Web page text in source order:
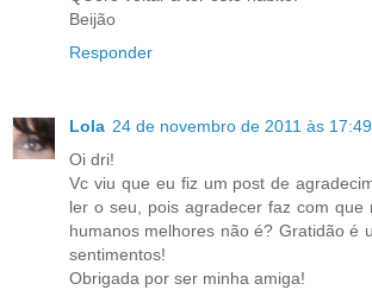
Beijão
Responder
Lola 24 de novembro de 2011 às 17:49
Oi dri!
Vc viu que eu fiz um post de
ler o seu, pois agradecer faz com que
humanos melhores não é? Gratidão é
sentimentos!
Obrigada por ser minha amiga!